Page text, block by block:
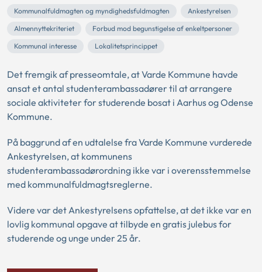
Kommunalfuldmagten og myndighedsfuldmagten
Ankestyrelsen
Almennyttekriteriet
Forbud mod begunstigelse af enkeltpersoner
Kommunal interesse
Lokalitetsprincippet
Det fremgik af presseomtale, at Varde Kommune havde
ansat et antal studenterambassadører til at arrangere
sociale aktiviteter for studerende bosat i Aarhus og Odense
Kommune.
På baggrund af en udtalelse fra Varde Kommune vurderede
Ankestyrelsen, at kommunens
studenterambassadørordning ikke var i overensstemmelse
med kommunalfuldmagtsreglerne.
Videre var det Ankestyrelsens opfattelse, at det ikke var en
lovlig kommunal opgave at tilbyde en gratis julebus for
studerende og unge under 25 år.